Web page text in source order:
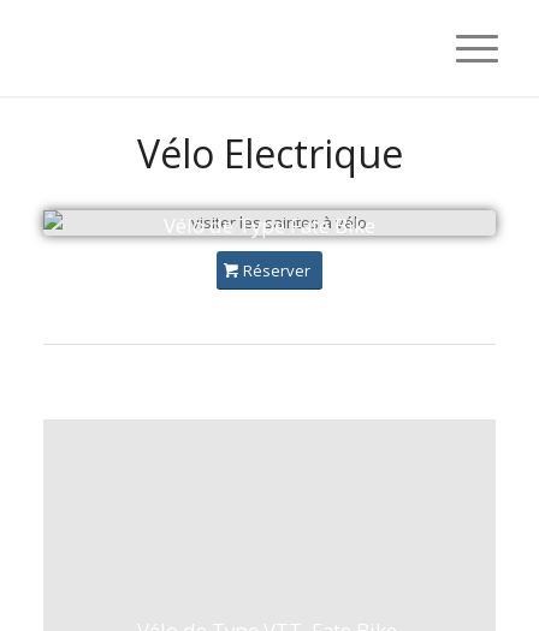
Vélo Electrique
Vélo de Type Fate Bike
Réserver